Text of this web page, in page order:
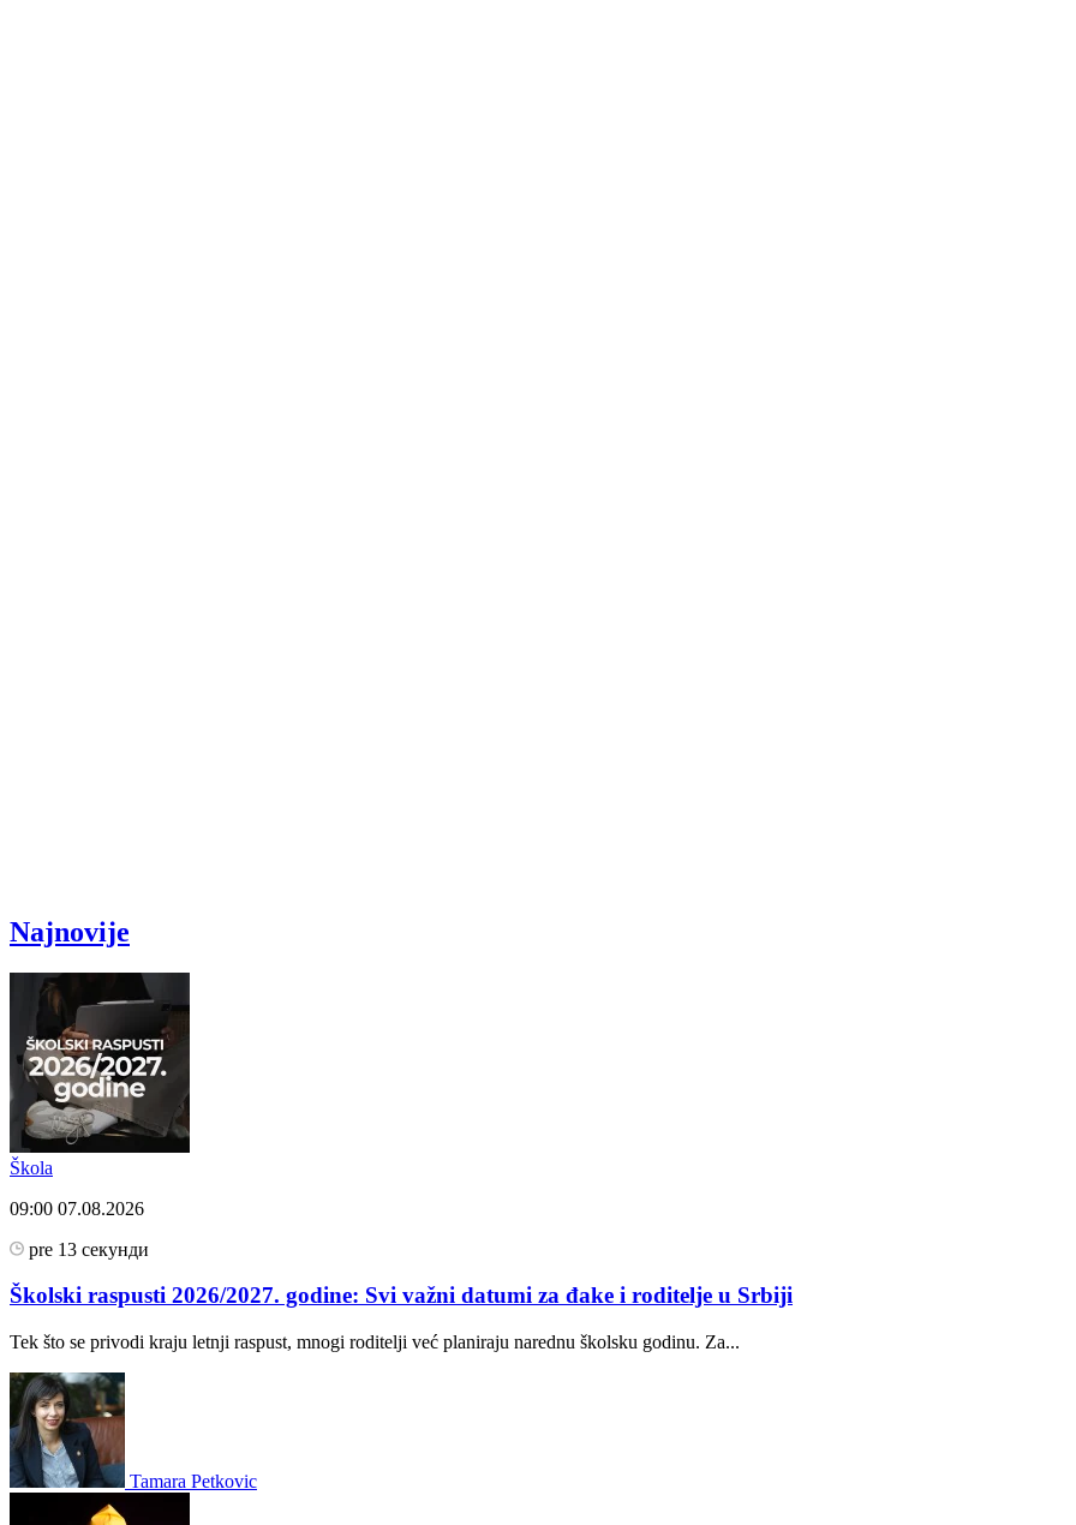
Najnovije
Škola
09:00 07.08.2026
pre 13 секунди
Školski raspusti 2026/2027. godine: Svi važni datumi za đake i roditelje u Srbiji
Tek što se privodi kraju letnji raspust, mnogi roditelji već planiraju narednu školsku godinu. Za...
Tamara Petkovic